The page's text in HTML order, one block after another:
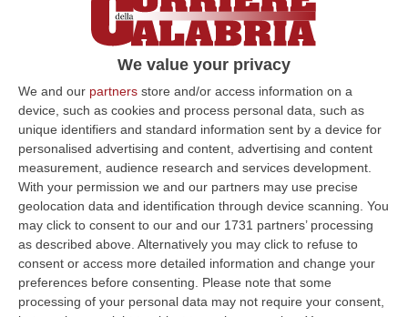
We value your privacy
We and our partners store and/or access information on a
device, such as cookies and process personal data, such as
unique identifiers and standard information sent by a device for
personalised advertising and content, advertising and content
measurement, audience research and services development.
With your permission we and our partners may use precise
geolocation data and identification through device scanning. You
may click to consent to our and our 1731 partners’ processing
as described above. Alternatively you may click to refuse to
consent or access more detailed information and change your
preferences before consenting. Please note that some
processing of your personal data may not require your consent,
Blitz in corso a Cosenza di Polizia,
Carabinieri e GdF
Rinvenuti contanti presunti proventi di attività
illecita, droga e armi. Effettuate numerose
perquisizioni
Pubblicato il: 22/05/24 – 13:48